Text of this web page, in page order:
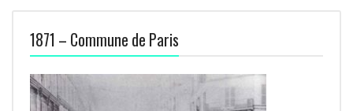
1871 – Commune de Paris